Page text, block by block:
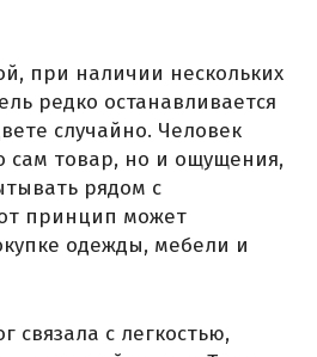
при наличии нескольких
редко останавливается
случайно. Человек
сам товар, но и ощущения,
рядом с
принцип может
одежды, мебели и
связала с легкостью,